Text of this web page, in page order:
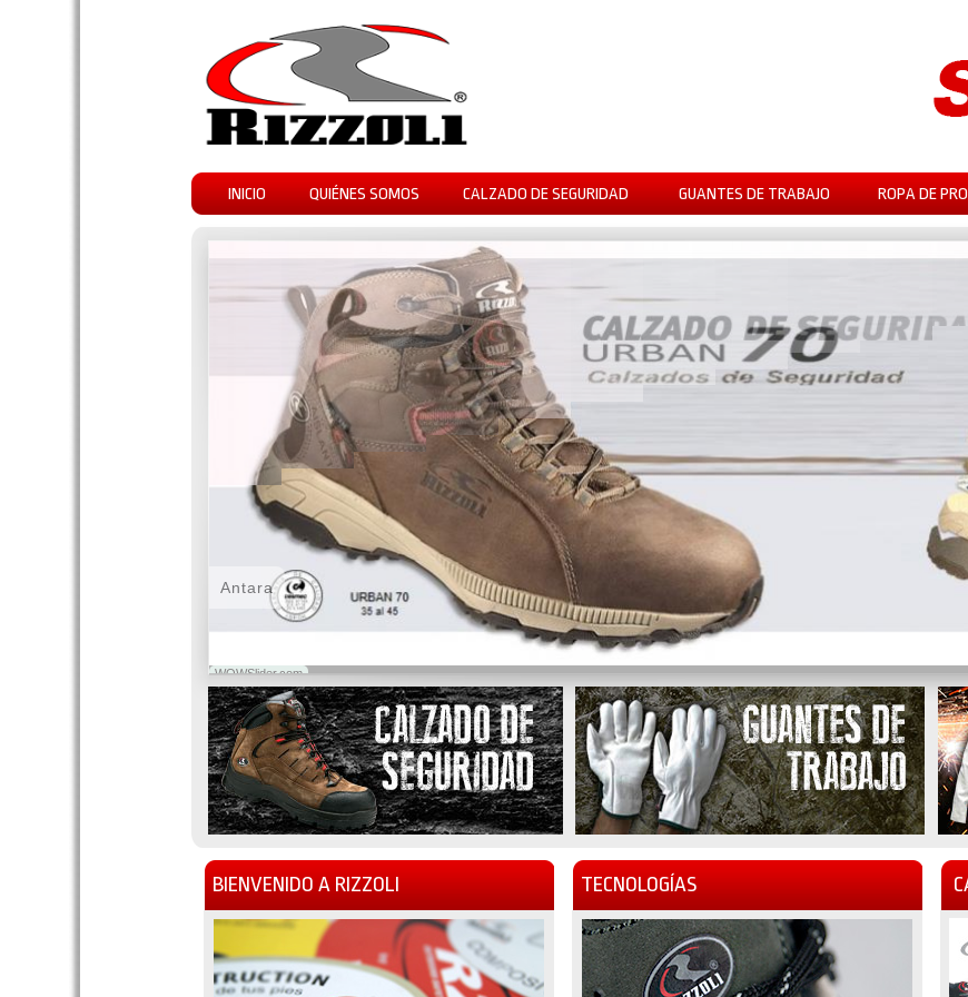
INICIO QUIÉNES SOMOS CALZADO DE SEGURIDAD GUANTES DE TRABAJO ROPA DE
WOWSlider.com
Antara
BIENVENIDO A RIZZOLI TECNOLOGÍAS